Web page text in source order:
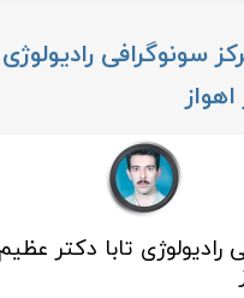
سونوگرافی
رادیولوژی تابا دکتر عظیم